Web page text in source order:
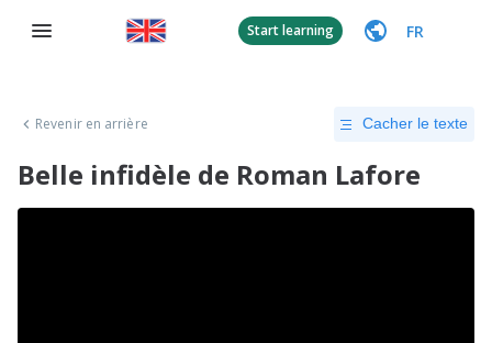
Start learning FR
Revenir en arrière Cacher le texte
Belle infidèle de Roman Lafore